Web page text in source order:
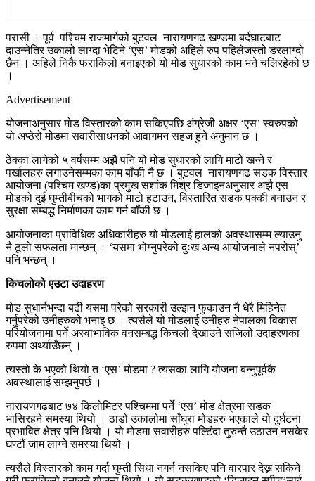
परासी । पूर्व–पश्चिम राजमार्गको बुटवल–नारायणगढ खण्डमा बर्दघाटबाट
दाउन्नेतिर उकालो लाग्दा भेटिने ‘एस’ मोडको अहिले रुप पहिलेजस्तो डरलाग्दो
छैन । अहिले निकै फराकिलो बनाइएको यो मोड सुधारको काम भने चलिरहेको छ
।
Advertisement
योजनाअनुसार मोड विस्तारको काम सकिएपछि अंग्रेजी अक्षर ‘एस’ स्वरुपको
यो अप्ठेरो मोडमा सवारीसाधनको आवागमन सहज हुने अनुमान छ ।
ठेक्का लागेको ५ वर्षसम्म अझै पनि यो मोड सुधारको लागि माटो खन्ने र
पर्खालहरु लगाउनेसम्मका काम बाँकी नै छ । बुटवल–नारायणगढ सडक विस्तार
आयोजना (पश्चिम खण्ड)का प्रमुख सशांक मिश्र डिजाइनअनुसार अझै एस
मोडको दुई घुम्तीबीचको भागको माटो हटाउन, विस्तारित सडक पक्की बनाउन र
सुरक्षा सम्बद्ध निर्माणका काम गर्न बाँकी छ ।
आयोजनाका प्राविधिक अधिकारीहरु यो मोडलाई हालको अवस्थासम्म ल्याउनु
नै ठूलो सफलता मान्छन् । ‘यसमा भोग्नुपरेको दुःख अन्य आयोजनाले नपरोस्’
पनि भन्छन् ।
किचलोको एउटा उदाहरण
मोड सुधार्नभन्दा बढी यसमा परेको सरकारी उल्झन फुकाउन नै धेरै मिहिनेत
गर्नुपरेको उनीहरुको भनाइ छ । त्यसैले यो मोडलाई उनीहरु नेपालका विकास
परियोजनामा पर्ने अस्वाभाविक वनसम्बद्ध किचलो देखाउने सजिलो उदाहरणका
रुपमा अर्थ्याउँछन् ।
त्यस्तो के भएको थियो त ‘एस’ मोडमा ? त्यसका लागि योजना बन्नुपूर्वकै
अवस्थालाई सम्झनुपर्छ ।
नारायणगढबाट ७४ किलोमिटर पश्चिममा पर्ने ‘एस’ मोड क्षेत्रमा सडक
भासिरहने समस्या थियो । ठाडो उकालोमा साँघुरा मोडहरु भएकाले यो दुर्घटना
प्रभावित क्षेत्र पनि थियो । यो मोडमा सवारीहरु पल्टिंदा तुरुन्तै उठाउन नसकेर
घण्टौं जाम लाग्ने समस्या थियो ।
त्यसैले विस्तारको काम गर्दा घुम्ती सिधा नगर्न नसकिए पनि वारपार देख्न सकिने